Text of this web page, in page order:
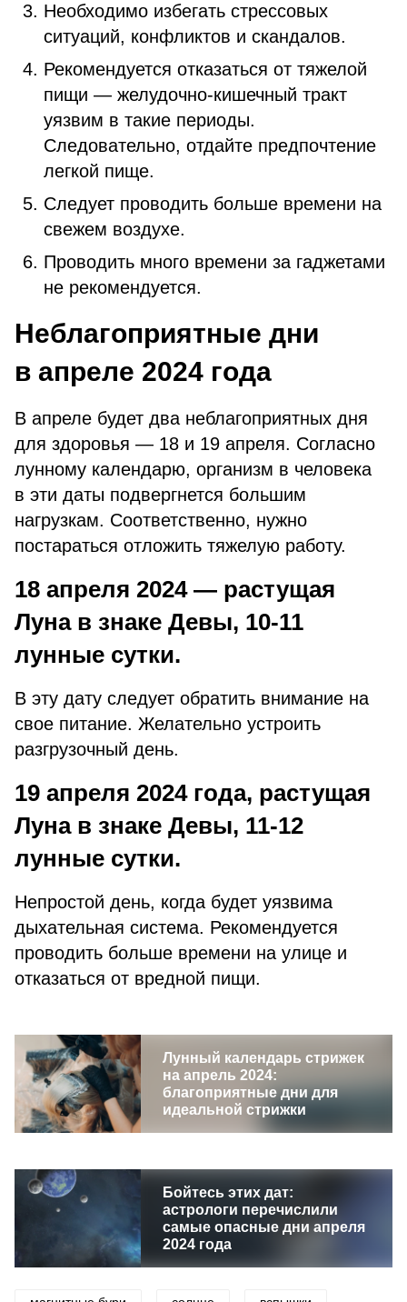
Необходимо избегать стрессовых
ситуаций, конфликтов и скандалов.
Рекомендуется отказаться от тяжелой
пищи — желудочно-кишечный тракт
уязвим в такие периоды.
Следовательно, отдайте предпочтение
легкой пище.
Следует проводить больше времени на
свежем воздухе.
Проводить много времени за гаджетами
не рекомендуется.
Неблагоприятные дни
в апреле 2024 года
В апреле будет два неблагоприятных дня
для здоровья — 18 и 19 апреля. Согласно
лунному календарю, организм в человека
в эти даты подвергнется большим
нагрузкам. Соответственно, нужно
постараться отложить тяжелую работу.
18 апреля 2024 — растущая
Луна в знаке Девы, 10-11
лунные сутки.
В эту дату следует обратить внимание на
свое питание. Желательно устроить
разгрузочный день.
19 апреля 2024 года, растущая
Луна в знаке Девы, 11-12
лунные сутки.
Непростой день, когда будет уязвима
дыхательная система. Рекомендуется
проводить больше времени на улице и
отказаться от вредной пищи.
Лунный календарь стрижек
на апрель 2024:
благоприятные дни для
идеальной стрижки
Бойтесь этих дат:
астрологи перечислили
самые опасные дни апреля
2024 года